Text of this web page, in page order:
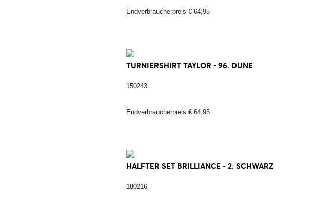
Endverbraucherpreis € 64,95
TURNIERSHIRT TAYLOR - 96. DUNE
150243
Endverbraucherpreis € 64,95
HALFTER SET BRILLIANCE - 2. SCHWARZ
180216